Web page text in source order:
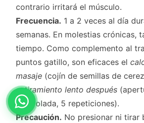
contrario irritará el músculo.
Frecuencia. 1 a 2 veces al día
semanas. En molestias crónicas,
tiempo. Como complemento al
puntos gatillo, son eficaces el
masaje (cojín de semillas de
estiramiento lento después
controlada, 5 repeticiones).
Precaución. No presionar ni tirar